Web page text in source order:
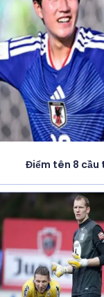
Điểm tên 8 cầu